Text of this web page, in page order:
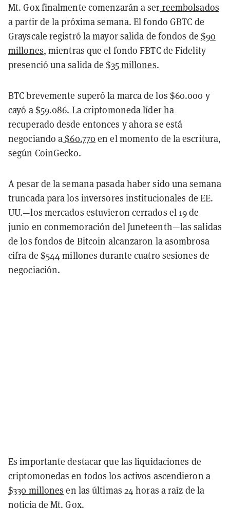
Mt. Gox finalmente comenzarán a ser reembolsados
a partir de la próxima semana. El fondo GBTC de
Grayscale registró la mayor salida de fondos de $90
millones, mientras que el fondo FBTC de Fidelity
presenció una salida de$35 millones.
BTC brevemente superó la marca de los $60.000 y
cayó a $59.086. La criptomoneda líder ha
recuperado desde entonces y ahora se está
negociando a$60.770en el momento de la escritura,
según CoinGecko.
A pesar de la semana pasada haber sido una semana
truncada para los inversores institucionales de EE.
UU.—los mercados estuvieron cerrados el 19 de
junio en conmemoración del Juneteenth—las salidas
de los fondos de Bitcoin alcanzaron la asombrosa
cifra de $544 millones durante cuatro sesiones de
negociación.
Es importante destacar que las liquidaciones de
criptomonedas en todos los activos ascendieron a
$330 millones en las últimas 24 horas a raíz de la
noticia de Mt. Gox.